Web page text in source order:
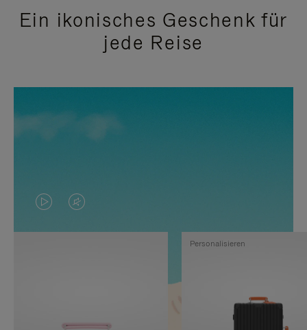
Ein ikonisches Geschenk für
jede Reise
DAS
VIDEO
VIDEO
IST
Personalisieren